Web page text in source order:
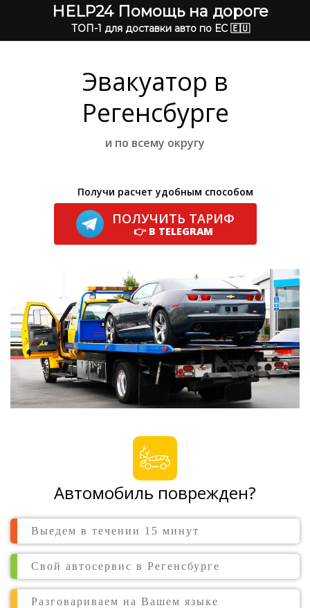
HELP24 Помощь на дороге
ТОП-1 для доставки авто по ЕС 🇪🇺
Эвакуатор в
Регенсбурге
и по всему округу
Получи расчет удобным способом
ПОЛУЧИТЬ ТАРИФ
👉 В TELEGRAM
Автомобиль поврежден?
Выедем в течении 15 минут
Свой автосервис в Регенсбурге
Разговариваем на Вашем языке